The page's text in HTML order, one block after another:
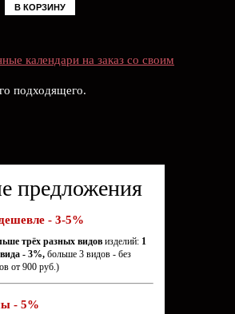
В КОРЗИНУ
календари на заказ со своим
подходящего.
предложения
- 3-5%
трёх разных видов изделий: 1
- 3%, больше 3 видов - без
от 900 руб.)
- 5%